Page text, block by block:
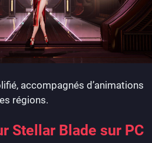
accompagnés d’animations
régions.
Stellar Blade sur PC